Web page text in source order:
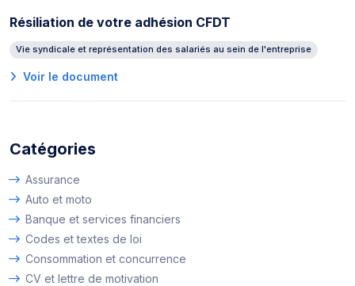
Résiliation de votre adhésion CFDT
Vie syndicale et représentation des salariés au sein de l'entreprise
Voir le document
Catégories
Assurance
Auto et moto
Banque et services financiers
Codes et textes de loi
Consommation et concurrence
CV et lettre de motivation